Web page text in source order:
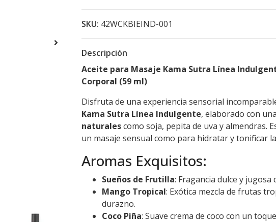
SKU: 42WCKBIEIND-001
Descripción
Aceite para Masaje Kama Sutra Línea
Corporal (59 ml)
Disfruta de una experiencia sensorial
Kama Sutra Línea Indulgente, elaborado con
naturalescomo soja, pepita de uva y almendras.
un masaje sensual como para hidratar y tonificar
Aromas Exquisitos:
Sueños de Frutilla: Fragancia dulce y
Mango Tropical: Exótica mezcla de frutas
durazno.
Coco Piña: Suave crema de coco con un